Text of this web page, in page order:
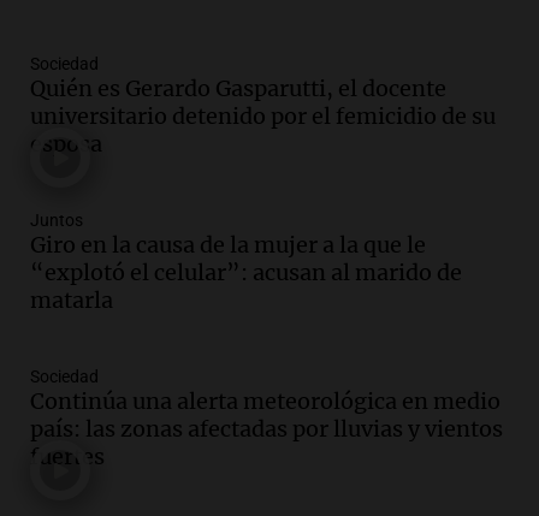
Audio.
para modificar proyecto de propiedad
privada en el Senado Nacional
Panorama Federal
Audio.
contrato entre cooperativa argentina y
Huawei en Neuquén
Panorama Federal
la presencia de 70.000 bolivianos en la
provincia y su integración
Panorama Federal
Episodios
Sociedad
Quién es Gerardo Gasparutti, el docente
universitario detenido por el femicidio de su
esposa
Juntos
Giro en la causa de la mujer a la que le
“explotó el celular”: acusan al marido de
matarla
Sociedad
Continúa una alerta meteorológica en medio
país: las zonas afectadas por lluvias y vientos
fuertes